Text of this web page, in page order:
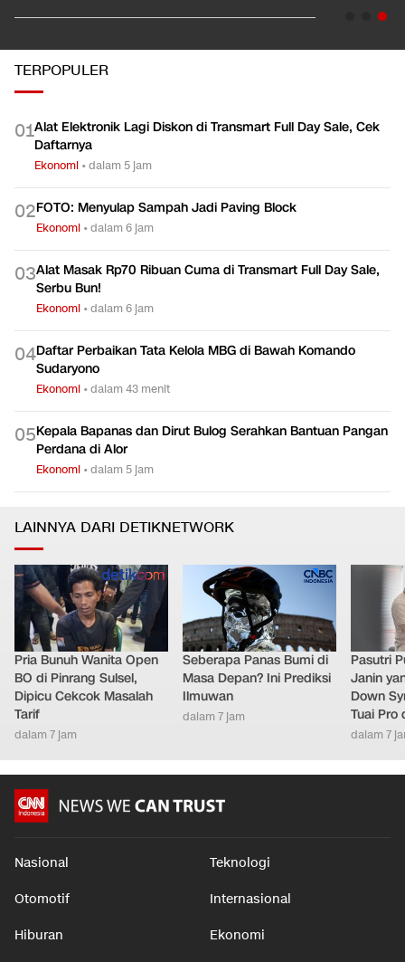
TERPOPULER
01Alat Elektronik Lagi Diskon di Transmart Full Day Sale, Cek
Daftarnya
Ekonomi •dalam 5 jam
02FOTO: Menyulap Sampah Jadi Paving Block
Ekonomi •dalam 6 jam
03Alat Masak Rp70 Ribuan Cuma di Transmart Full Day Sale,
Serbu Bun!
Ekonomi •dalam 6 jam
04Daftar Perbaikan Tata Kelola MBG di Bawah Komando
Sudaryono
Ekonomi •dalam 43 menit
05Kepala Bapanas dan Dirut Bulog Serahkan Bantuan Pangan
Perdana di Alor
Ekonomi •dalam 5 jam
LAINNYA DARI DETIKNETWORK
Pria Bunuh Wanita Open
BO di Pinrang Sulsel,
Dipicu Cekcok Masalah
Tarif
dalam 7 jam
Seberapa Panas Bumi di
Masa Depan? Ini Prediksi
Ilmuwan
dalam 7 jam
Pasutri
Janin
Down
Tuai Pro
dalam 7
Nasional Teknologi
Otomotif Internasional
Hiburan Ekonomi